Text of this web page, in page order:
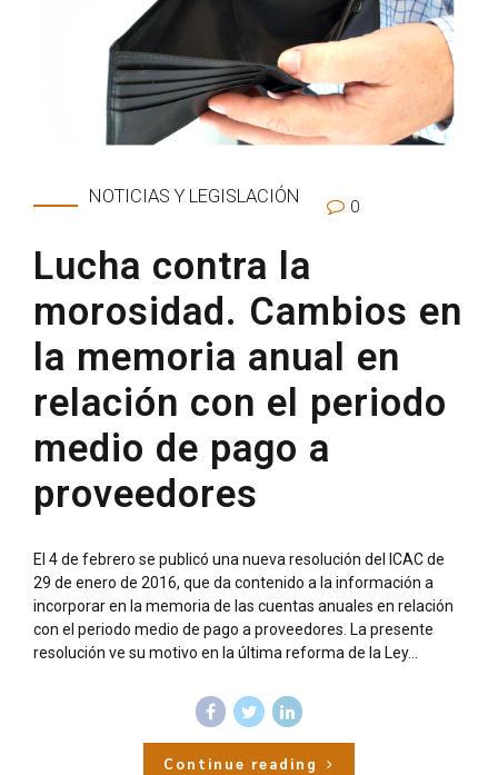
NOTICIAS Y LEGISLACIÓN 0
Lucha contra la
morosidad. Cambios en
la memoria anual en
relación con el periodo
medio de pago a
proveedores
El 4 de febrero se publicó una nueva resolución del ICAC de
29 de enero de 2016, que da contenido a la información a
incorporar en la memoria de las cuentas anuales en relación
con el periodo medio de pago a proveedores. La presente
resolución ve su motivo en la última reforma de la Ley...
Continue reading